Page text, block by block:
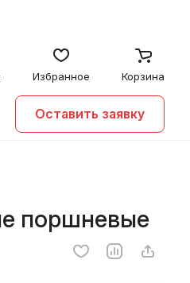
Избранное Корзина
Оставить заявку
поршневые